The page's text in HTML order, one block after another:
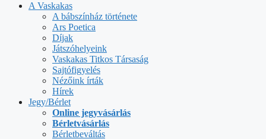
A Vaskakas
A bábszínház története
Ars Poetica
Díjak
Játszóhelyeink
Vaskakas Titkos Társaság
Sajtófigyelés
Nézőink írták
Hírek
Jegy/Bérlet
Online jegyvásárlás
Bérletvásárlás
Bérletbeváltás